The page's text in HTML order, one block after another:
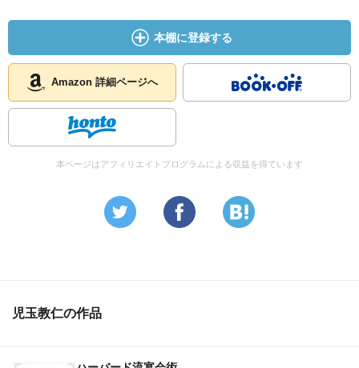
「今ここで人生１番頑張るべきじゃないの」って教えてく
れたような気がするから。
本棚に登録する
Amazon 詳細ページへ
本ページはアフィリエイトプログラムによる収益を得ています
児玉教仁の作品